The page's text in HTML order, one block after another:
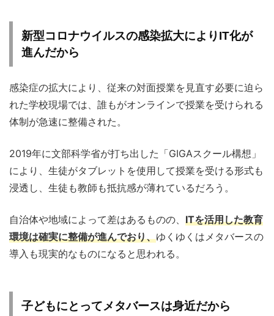
新型コロナウイルスの感染拡大によりIT化が
進んだから
感染症の拡大により、従来の対面授業を見直す必要に迫ら
れた学校現場では、誰もがオンラインで授業を受けられる
体制が急速に整備された。
2019年に文部科学省が打ち出した「GIGAスクール構想」
により、生徒がタブレットを使用して授業を受ける形式も
浸透し、生徒も教師も抵抗感が薄れているだろう。
自治体や地域によって差はあるものの、 ITを活用した教育
環境は確実に整備が進んでおり、ゆくゆくはメタバースの
導入も現実的なものになると思われる。
子どもにとってメタバースは身近だから